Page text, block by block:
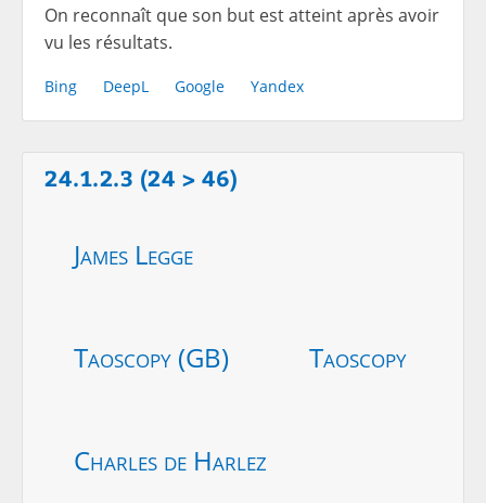
On reconnaît que son but est atteint après avoir
vu les résultats.
Bing DeepL Google Yandex
24.1.2.3 (24 > 46)
James Legge
Taoscopy (GB) Taoscopy
Charles de Harlez